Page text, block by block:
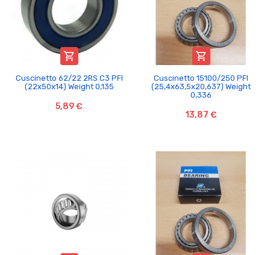

Cuscinetto 62/22 2RS C3 PFI
(22x50x14) Weight 0,135
5,89 €

Cuscinetto 15100/250 PFI
(25,4x63,5x20,637) Weight
0,336
13,87 €